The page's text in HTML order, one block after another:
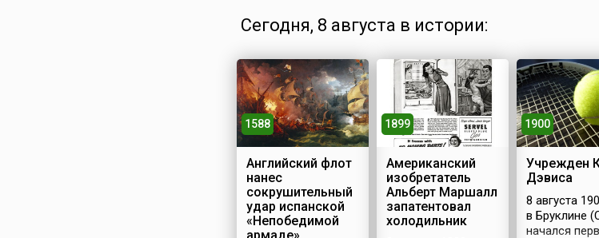
Сегодня, 8 августа в истории:
1588
Английский флот
нанес
сокрушительный
удар испанской
«Непобедимой
1899
Американский
изобретатель
Альберт Маршалл
запатентовал
холодильник
1900
Учрежден
Дэвиса
8 августа
в Бруклине
начался